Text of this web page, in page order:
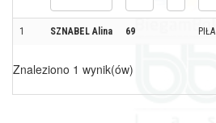
1 SZNABEL Alina 69 PIŁA
Znaleziono 1 wynik(ów)